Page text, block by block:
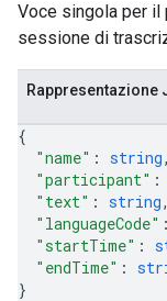
Voce singola per il
sessione di
Rappresentazione
{
"name" : string,
"participant" :
"text" : string,
"languageCode"
"startTime" :
"endTime" :
}